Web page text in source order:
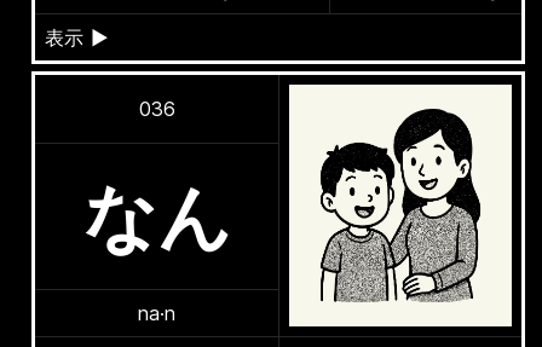
表示 ▶
036
なん
na·n